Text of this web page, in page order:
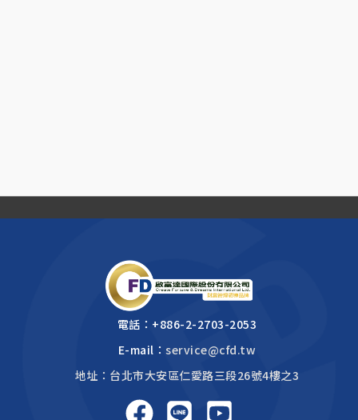
電話： +886-2-2703-2053
E-mail：service@cfd.tw
地址：台北市大安區仁愛路三段26號4樓之3